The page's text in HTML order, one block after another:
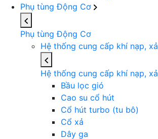
Phụ tùng Động Cơ
Phụ tùng Động Cơ
Hệ thống cung cấp khí nạp, xả
Hệ thống cung cấp khí nạp, xả
Bầu lọc gió
Cao su cổ hút
Cổ hút turbo (tu bô)
Cổ xả
Dây ga